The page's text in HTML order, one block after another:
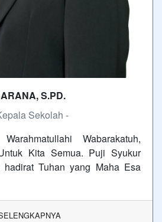
S.PD.
Sekolah -
Wabarakatuh,
Kita Semua. Puji Syukur
Tuhan yang Maha Esa